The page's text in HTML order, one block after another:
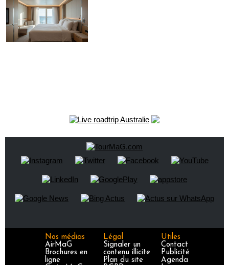
Nos médias
AirMaG
Brochures en
ligne
Légal
Signaler un
contenu illicite
Plan du site
Utiles
Contact
Publicité
Agenda